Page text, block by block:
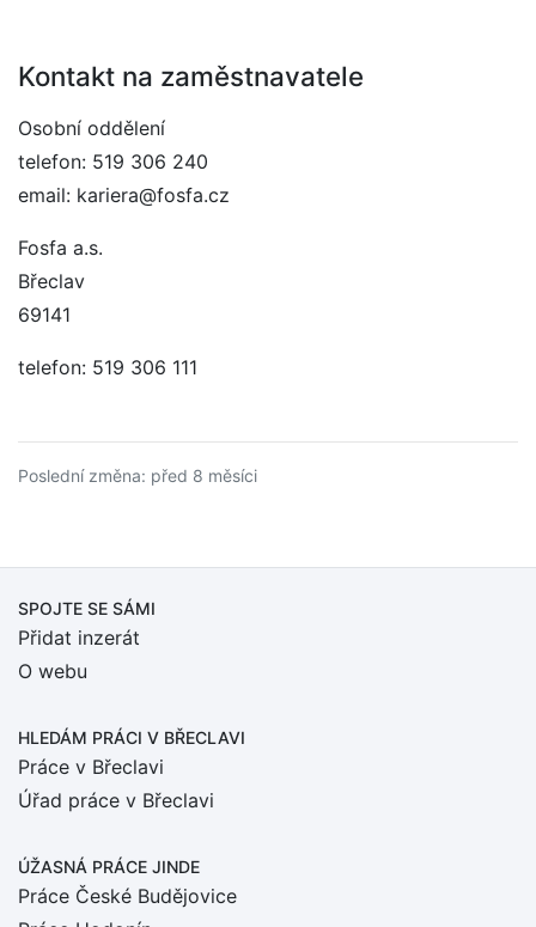
Kontakt na zaměstnavatele
Osobní oddělení
telefon: 519 306 240
email: kariera@fosfa.cz
Fosfa a.s.
Břeclav
69141
telefon: 519 306 111
Poslední změna: před 8 měsíci
SPOJTE SE SÁMI
Přidat inzerát
O webu
HLEDÁM PRÁCI V BŘECLAVI
Práce v Břeclavi
Úřad práce v Břeclavi
ÚŽASNÁ PRÁCE JINDE
Práce České Budějovice